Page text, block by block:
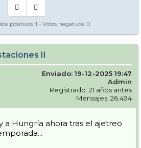
positivos: 1 - Votos negativos: 0
II
Enviado: 19-12-2025 19:47
Admin
Registrado: 21 años antes
Mensajes: 26.494
a Hungría ahora tras el ajetreo